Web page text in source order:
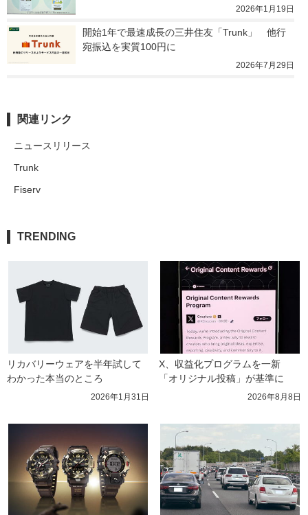
2026年1月19日
開始1年で最速成長の三井住友「Trunk」　他行
宛振込を実質100円に
2026年7月29日
関連リンク
ニュースリリース
Trunk
Fiserv
TRENDING
リカバリーウェアを半年試して
わかった本当のところ
2026年1月31日
X、収益化プログラムを一新
「オリジナル投稿」が基準に
2026年8月8日